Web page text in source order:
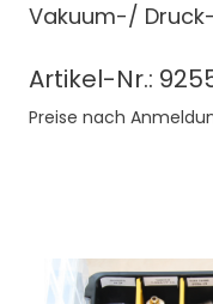
Vakuum-/
Artikel-Nr.:
Preise nach